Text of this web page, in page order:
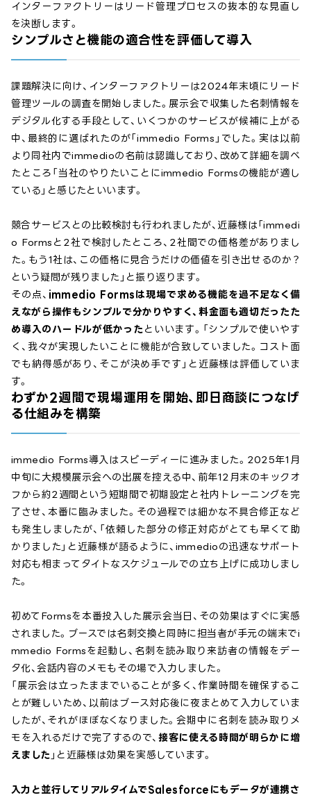
インターファクトリーはリード管理プロセスの抜本的な見直し
を決断します。
シンプルさと機能の適合性を評価して導入
課題解決に向け、インターファクトリーは2024年末頃にリード
管理ツールの調査を開始しました。展示会で収集した名刺情報を
デジタル化する手段として、いくつかのサービスが候補に上がる
中、最終的に選ばれたのが「immedio Forms」でした。実は以前
より同社内でimmedioの名前は認識しており、改めて詳細を調べ
たところ「当社のやりたいことにimmedio Formsの機能が適し
ている」と感じたといいます。
競合サービスとの比較検討も行われましたが、近藤様は「immedi
o Formsと2社で検討したところ、2社間での価格差がありまし
た。もう1社は、この価格に見合うだけの価値を引き出せるのか？
という疑問が残りました」と振り返ります。
その点、 immedio Formsは現場で求める機能を過不足なく備
えながら操作もシンプルで分かりやすく、料金面も適切だったた
め導入のハードルが低かった といいます。「シンプルで使いやす
く、我々が実現したいことに機能が合致していました。コスト面
でも納得感があり、そこが決め手です」と近藤様は評価していま
す。
わずか2週間で現場運用を開始、即日商談につなげ
る仕組みを構築
immedio Forms導入はスピーディーに進みました。2025年1月
中旬に大規模展示会への出展を控える中、前年12月末のキックオ
フから約2週間という短期間で初期設定と社内トレーニングを完
了させ、本番に臨みました。その過程では細かな不具合修正など
も発生しましたが、「依頼した部分の修正対応がとても早くて助
かりました」と近藤様が語るように、immedioの迅速なサポート
対応も相まってタイトなスケジュールでの立ち上げに成功しまし
た。
初めてFormsを本番投入した展示会当日、その効果はすぐに実感
されました。ブースでは名刺交換と同時に担当者が手元の端末でi
mmedio Formsを起動し、名刺を読み取り来訪者の情報をデー
タ化、会話内容のメモもその場で入力しました。
「展示会は立ったままでいることが多く、作業時間を確保するこ
とが難しいため、以前はブース対応後に夜まとめて入力していま
したが、それがほぼなくなりました。会期中に名刺を読み取りメ
モを入れるだけで完了するので、 接客に使える時間が明らかに増
えました 」と近藤様は効果を実感しています。
入力と並行してリアルタイムでSalesforceにもデータが連携さ